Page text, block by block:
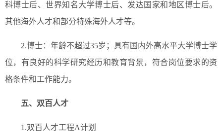
科博士后、世界知名大学博士后、发达国家和地区博士后。
其他海外人才和部分特殊海外人才等。
2.博士：年龄不超过35岁；具有国内外高水平大学博士学
位，有良好的科学研究经历和教育背景，符合岗位要求的资
格条件和工作能力。
五、双百人才
1.双百人才工程A计划